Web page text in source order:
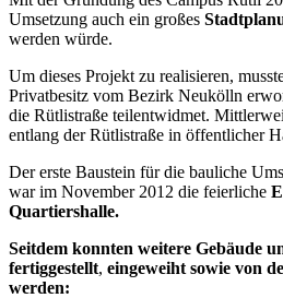
Umsetzung auch ein großes
werden würde.
Um dieses Projekt zu realisieren,
Privatbesitz vom Bezirk Neukölln
die Rütlistraße teilentwidmet.
entlang der Rütlistraße in öffentlicher
Der erste Baustein für die bauliche
war im November 2012 die feierliche
Quartiershalle.
Seitdem konnten weitere Gebäude
fertiggestellt, eingeweiht sowie von
werden: